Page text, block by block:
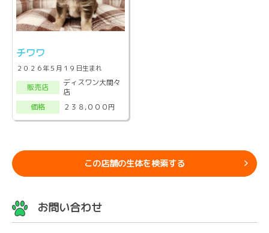
チワワ
２０２６年５月１９日生まれ
販売店
ディスワン大間々
店
価格
２３８,０００円
この店舗の生体を検索する
お問い合わせ